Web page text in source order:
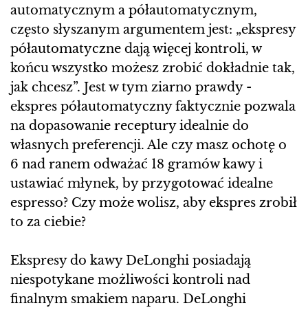
automatycznym a półautomatycznym,
często słyszanym argumentem jest: „ekspresy
półautomatyczne dają więcej kontroli, w
końcu wszystko możesz zrobić dokładnie tak,
jak chcesz”. Jest w tym ziarno prawdy -
ekspres półautomatyczny faktycznie pozwala
na dopasowanie receptury idealnie do
własnych preferencji. Ale czy masz ochotę o
6 nad ranem odważać 18 gramów kawy i
ustawiać młynek, by przygotować idealne
espresso? Czy może wolisz, aby ekspres zrobił
to za ciebie?
Ekspresy do kawy DeLonghi posiadają
niespotykane możliwości kontroli nad
finalnym smakiem naparu. DeLonghi